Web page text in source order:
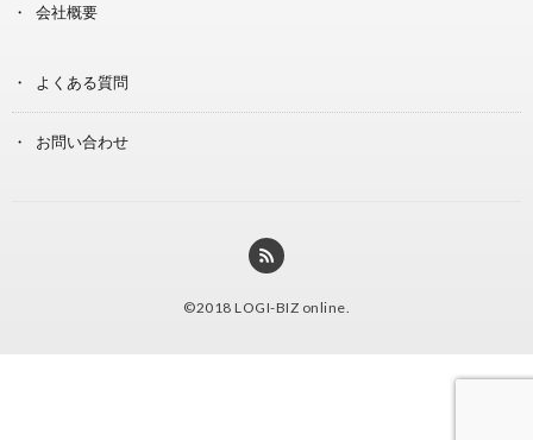
会社概要
よくある質問
お問い合わせ
©2018 LOGI-BIZ online